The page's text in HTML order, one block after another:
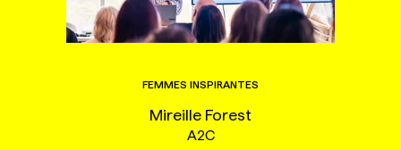
FEMMES INSPIRANTES
Mireille Forest
A2C